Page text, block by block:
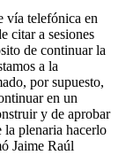
vía telefónica en
citar a sesiones
de continuar la
a la
por supuesto,
en un
y de aprobar
la plenaria hacerlo
Jaime Raúl